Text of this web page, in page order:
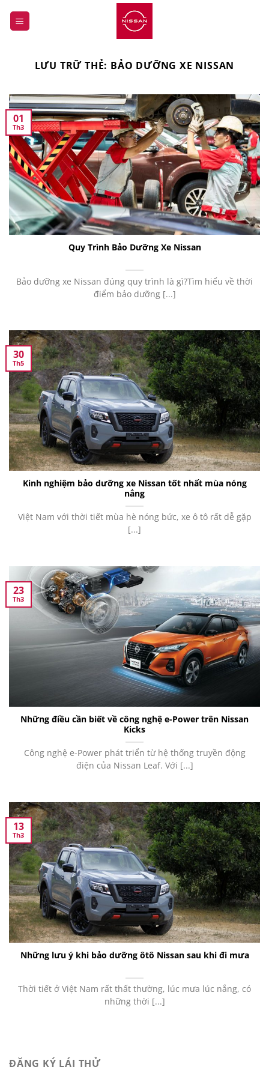
qua
LƯU TRỮ THẺ: BẢO DƯỠNG XE NISSAN
Quy Trình Bảo Dưỡng Xe Nissan
Bảo dưỡng xe Nissan đúng quy trình là gì?Tìm hiểu về thời
điểm bảo dưỡng [...]
01
Th3
Kinh nghiệm bảo dưỡng xe Nissan tốt nhất mùa nóng
nắng
Việt Nam với thời tiết mùa hè nóng bức, xe ô tô rất dễ gặp
[...]
30
Th5
Những điều cần biết về công nghệ e-Power trên Nissan
Kicks
Công nghệ e-Power phát triển từ hệ thống truyền động
điện của Nissan Leaf. Với [...]
23
Th3
Những lưu ý khi bảo dưỡng ôtô Nissan sau khi đi mưa
Thời tiết ở Việt Nam rất thất thường, lúc mưa lúc nắng, có
những thời [...]
13
Th3
ĐĂNG KÝ LÁI THỬ